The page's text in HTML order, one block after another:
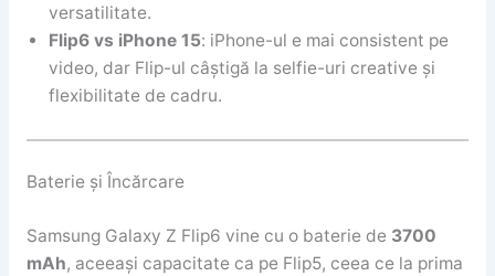
versatilitate.
Flip6 vs iPhone 15: iPhone-ul e mai consistent pe
video, dar Flip-ul câștigă la selfie-uri creative și
flexibilitate de cadru.
Baterie și Încărcare
Samsung Galaxy Z Flip6 vine cu o baterie de 3700
mAh, aceeași capacitate ca pe Flip5, ceea ce la prima